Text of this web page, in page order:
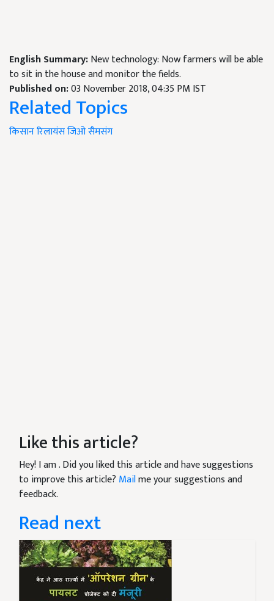
English Summary:New technology: Now farmers will be able
to sit in the house and monitor the fields.
Published on:03 November 2018, 04:35 PM IST
Related Topics
किसानरिलायंसजिओसैमसंग
Like this article?
Hey! I am. Did you liked this article and have suggestions
to improve this article? Mailme your suggestions and
feedback.
Read next